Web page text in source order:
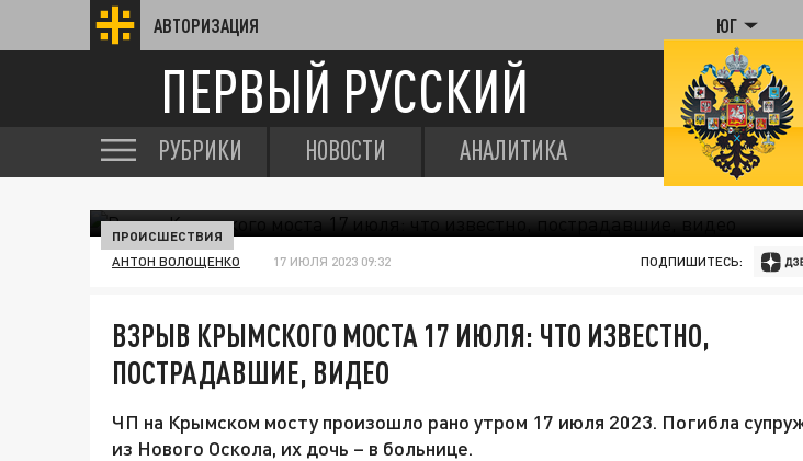
АВТОРИЗАЦИЯ ЮГ
ПЕРВЫЙ РУССКИЙ
РУБРИКИ НОВОСТИ АНАЛИТИКА
ПРОИСШЕСТВИЯ
АНТОН ВОЛОЩЕНКО 17 ИЮЛЯ 2023 09:32 ПОДПИШИТЕСЬ:
ВЗРЫВ КРЫМСКОГО МОСТА 17 ИЮЛЯ: ЧТО ИЗВЕСТНО,
ПОСТРАДАВШИЕ, ВИДЕО
ЧП на Крымском мосту произошло рано утром 17 июля 2023. Погибла
из Нового Оскола, их дочь – в больнице.